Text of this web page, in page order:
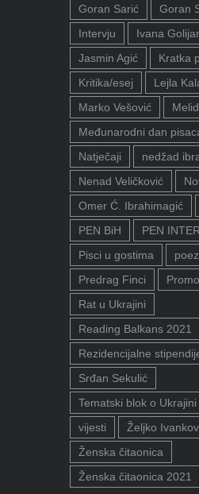
Goran Sarić
Goran
Intervju
Ivana
Jasmin Agić
Kratka
Kritika/esej
Lejla
Marko Vešović
Međunarodni dan
Natječaji
nedžad
Nenad Veličković
Omer Ć. Ibrahimagić
PEN BiH
PEN
Pisci u gostima
Predrag Finci
Rat u Ukrajini
Reading Balkans 2021
Rezidencijalne
Srđan Sekulić
Tematski blok o Ukrajini
vijesti
Željko
Ženska čitaonica
Ženska čitaonica 2021